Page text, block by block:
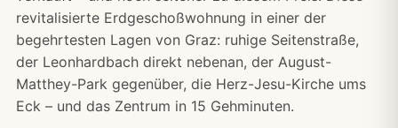
revitalisierte Erdgeschoßwohnung in einer der
begehrtesten Lagen von Graz: ruhige Seitenstraße,
der Leonhardbach direkt nebenan, der August-
Matthey-Park gegenüber, die Herz-Jesu-Kirche ums
Eck – und das Zentrum in 15 Gehminuten.